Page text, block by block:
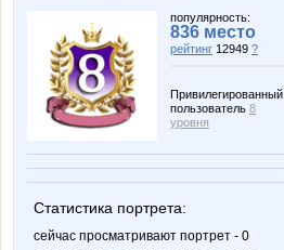
популярность:
836 место
рейтинг 12949 ?
Привилегированный
пользователь 8
уровня
Статистика портрета:
сейчас просматривают портрет - 0